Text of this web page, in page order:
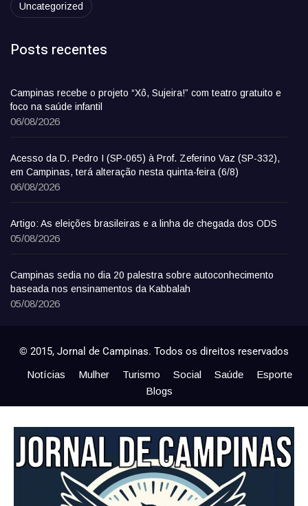
Uncategorized
Posts recentes
Campinas recebe o projeto “Xô, Sujeira!” com teatro gratuito e
foco na saúde infantil
06/08/2026
Acesso da D. Pedro I (SP-065) à Prof. Zeferino Vaz (SP-332),
em Campinas, terá alteração nesta quinta-feira (6/8)
06/08/2026
Artigo: As eleições brasileiras e a linha de chegada dos ODS
05/08/2026
Campinas sedia no dia 20 palestra sobre autoconhecimento
baseada nos ensinamentos da Kabbalah
05/08/2026
© 2015, Jornal de Campinas. Todos os direitos reservados
Notícias Mulher Turismo Social Saúde
Esporte
Blogs